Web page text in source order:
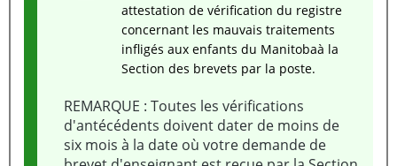
attestation de vérification du registre
concernant les mauvais traitements
infligés aux enfants du Manitobaà la
Section des brevets par la poste.
REMARQUE : Toutes les vérifications
d'antécédents doivent dater de moins de
six mois à la date où votre demande de